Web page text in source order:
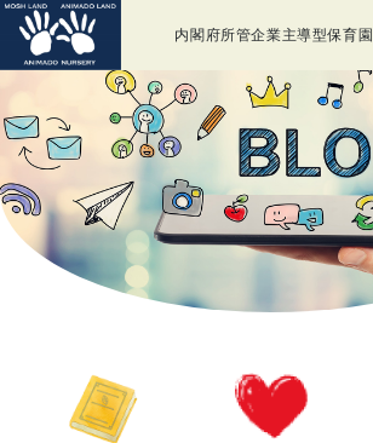
内閣府所管企業主導型保育園